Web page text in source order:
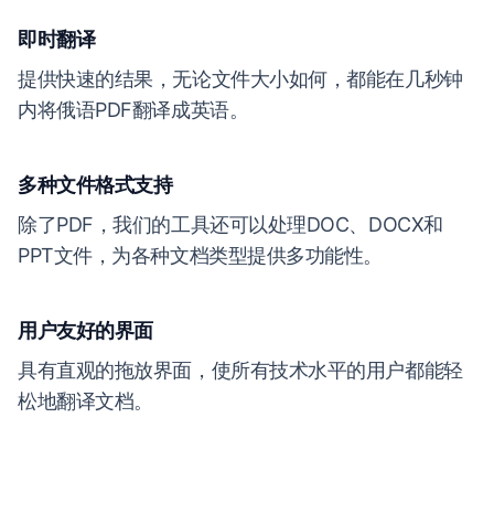
即时翻译
提供快速的结果，无论文件大小如何，都能在几秒钟
内将俄语PDF翻译成英语。
多种文件格式支持
除了PDF，我们的工具还可以处理DOC、DOCX和
PPT文件，为各种文档类型提供多功能性。
用户友好的界面
具有直观的拖放界面，使所有技术水平的用户都能轻
松地翻译文档。